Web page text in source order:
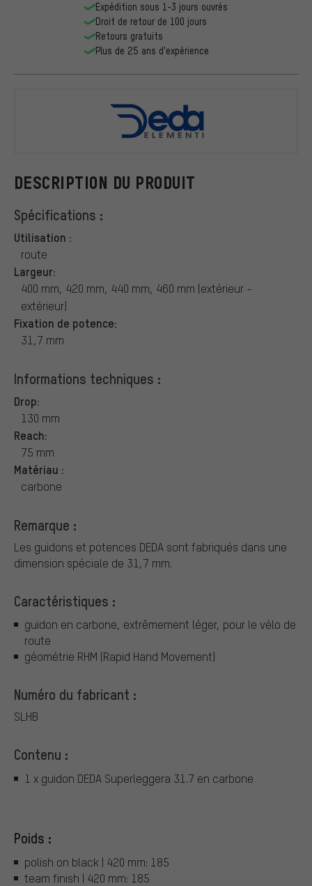
DESCRIPTION DU PRODUIT
Spécifications :
Utilisation :
route
Largeur:
400 mm, 420 mm, 440 mm, 460 mm (extérieur -
extérieur)
Fixation de potence:
31,7 mm
Informations techniques :
Drop:
130 mm
Reach:
75 mm
Matériau :
carbone
Remarque :
Les guidons et potences DEDA sont fabriqués dans une
dimension spéciale de 31,7 mm.
Caractéristiques :
guidon en carbone, extrêmement léger, pour le vélo de
route
géométrie RHM (Rapid Hand Movement)
Numéro du fabricant :
SLHB
Contenu :
1 x guidon DEDA Superleggera 31.7 en carbone
Poids :
polish on black | 420 mm: 185
team finish | 420 mm: 185
Expédition sous 1-3 jours ouvrés
Droit de retour de 100 jours
Retours gratuits
Plus de 25 ans d'expérience